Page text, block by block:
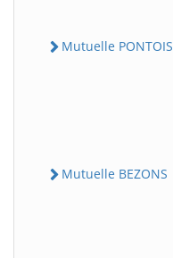
Mutuelle
Mutuelle BEZONS